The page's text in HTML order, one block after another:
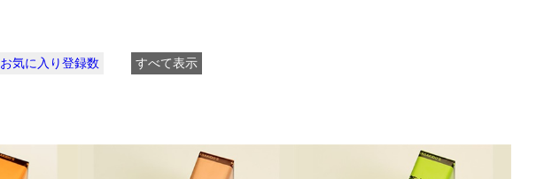
お気に入り登録数 すべて表示